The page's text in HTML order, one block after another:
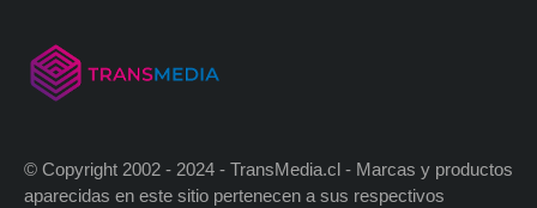
© Copyright 2002 - 2024 - TransMedia.cl - Marcas y productos
aparecidas en este sitio pertenecen a sus respectivos